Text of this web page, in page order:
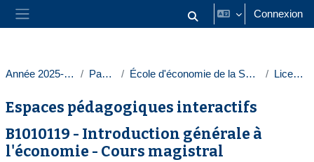
Passer au contenu principal
Panneau latéral Activer/désactiver la saisie
Connexion
Année 2025-2026 Paris 1 École d'économie de la Sorbonne Licences
Espaces pédagogiques interactifs
B1010119 - Introduction générale à
l'économie - Cours magistral